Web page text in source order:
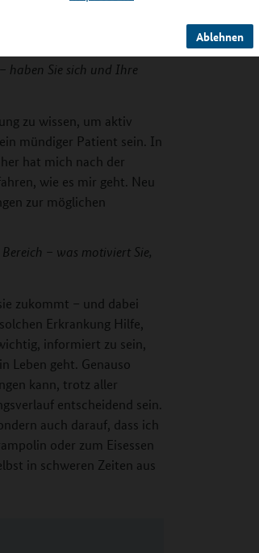
Ablehnen
zu verbessern.
der Wissenschaft, denn
haben Sie sich und Ihre
zu wissen, um aktiv
mündiger Patient sein. In
hat mich nach der
wie es mir geht. Neu
zur möglichen
– was motiviert Sie,
zukommt – und dabei
Erkrankung Hilfe,
informiert zu sein,
Leben geht. Genauso
kann, trotz aller
entscheidend sein.
auch darauf, dass ich
oder zum Eisessen
in schweren Zeiten aus